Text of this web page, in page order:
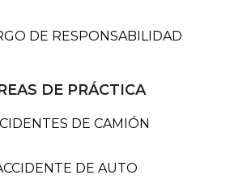
DE RESPONSABILIDAD
DE PRÁCTICA
DE CAMIÓN
DE AUTO